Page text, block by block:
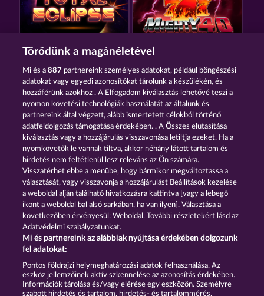
TOTAL ECLIPSE MIGHTY 40
7 SUPERNOVA FRUITS NEW LIMITS EXPLODIAC MAXI PLAY
Részvételi feltételek
Adatkezelési tájékoztató Impresszum
A cég GYIK
Törődünk a magánéletével
Mi és a887 partnereink személyes adatokat, például böngészési
adatokat vagy egyedi azonosítókat tárolunk a készülékén, és
hozzáférünk azokhoz . A Elfogadom kiválasztás lehetővé teszi a
nyomon követési technológiák használatát az általunk és
partnereink által végzett, alább ismertetett célokból történő
adatfeldolgozás támogatása érdekében. . A Összes elutasítása
kiválasztás vagy a hozzájárulás visszavonása letiltja ezeket. Ha a
nyomkövetők le vannak tiltva, akkor néhány látott tartalom és
hirdetés nem feltétlenül lesz releváns az Ön számára.
Visszatérhet ebbe a menübe, hogy bármikor megváltoztassa a
választását, vagy visszavonja a hozzájárulást Beállítások kezelése
a weboldal alján található hivatkozásra kattintva [vagy a lebegő
ikont a weboldal bal alsó sarkában, ha van ilyen]. Választása a
következőben érvényesül: Weboldal. További részletekért lásd az
Adatvédelmi szabályzatunkat.
Mi és partnereink az alábbiak nyújtása érdekében dolgozunk
fel adatokat:
Pontos földrajzi helymeghatározási adatok felhasználása. Az
eszköz jellemzőinek aktív szkennelése az azonosítás érdekében.
Információk tárolása és/vagy elérése egy eszközön. Személyre
szabott hirdetés és tartalom, hirdetés- és tartalommérés,